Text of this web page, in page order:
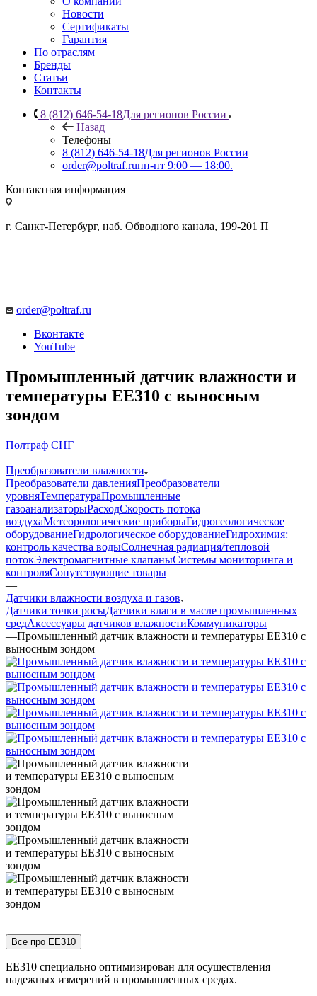
Новости
Сертификаты
Гарантия
По отраслям
Бренды
Статьи
Контакты
8 (812) 646-54-18Для регионов России
Назад
Телефоны
8 (812) 646-54-18Для регионов России
order@poltraf.ruпн-пт 9:00 — 18:00.
Контактная информация
г. Санкт-Петербург, наб. Обводного канала, 199-201 П
order@poltraf.ru
Вконтакте
YouTube
Промышленный датчик влажности и
температуры EE310 с выносным
зондом
Полтраф СНГ
—
Преобразователи влажности
Преобразователи давленияПреобразователи
уровняТемператураПромышленные
газоанализаторыРасходСкорость потока
воздухаМетеорологические приборыГидрогеологическое
оборудованиеГидрологическое оборудованиеГидрохимия:
контроль качества водыСолнечная радиация/тепловой
потокЭлектромагнитные клапаныСистемы мониторинга и
контроляСопутствующие товары
—
Датчики влажности воздуха и газов
Датчики точки росыДатчики влаги в масле промышленных
средАксессуары датчиков влажностиКоммуникаторы
—Промышленный датчик влажности и температуры EE310 с
выносным зондом
Все про EE310
EE310 специально оптимизирован для осуществления
надежных измерений в промышленных средах.